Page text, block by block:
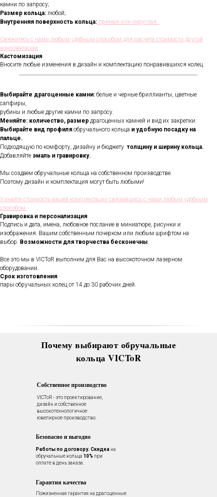
камни по запросу;
Размер кольца: любой;
Внутренняя поверхность кольца: прямая или округлая.
Свяжитесь с нами любым удобным способом для расчета стоимости другой
комплектации
Кастомизация
Вносите любые изменения в дизайн и комплектацию понравившихся колец
Выбирайте драгоценные камни: белые и черные бриллианты, цветные
сапфиры,
рубины и любые другие камни по запросу.
Меняйте: количество, размер драгоценных камней и вид их закрепки.
Выбирайте вид профиля обручального кольца и удобную посадку на
пальце.
Подходящую по комфорту, дизайну и бюджету толщину и ширину кольца.
Добавляйте эмаль и гравировку.
Мы создаем обручальные кольца на собственном производстве.
Поэтому дизайн и комплектация могут быть любыми!
Узнайте стоимость вашей комплектации связавшись с нами любым удобным
способом
Гравировка и персонализация
Подпись и дата, имена, любовное послание в миниатюре, рисунки и
изображения. Вашим собственным почерком или любым шрифтом на
выбор. Возможности для творчества бесконечны.
Все это мы в VICToR выполним для Вас на высокоточном лазерном
оборудовании.
Срок изготовления
пары обручальных колец от 14 до 30 рабочих дней.
VICToR - это проектирование,
дизайн и собственное
высокотехнологичное
ювелирное производство.
Работы по договору. Скидка на
обручальные кольца 10% при
оплате в день заказа.
Собственное производство
Безопасно и выгодно
Гарантия качества
Пожизненная гарантия на драгоценные
Почему выбирают обручальные
кольца VICToR
В течении всего срока службы
обручальных колец, мы будем
Проверка закрепки камней,
Все это всегда доступно для